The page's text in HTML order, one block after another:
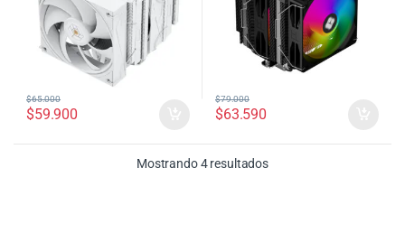
$59.900
$65.000
$63.590
$79.000
Mostrando 4 resultadosOrdenado por precio: